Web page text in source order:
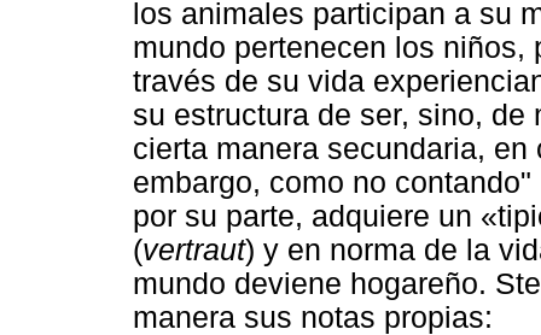
los animales participan a su
mundo pertenecen los
través de su vida
su estructura de ser, sino,
cierta manera secundaria,
embargo, como no
por su parte, adquiere un
(vertraut) y en norma de la
mundo deviene hogareño.
manera sus notas propias: